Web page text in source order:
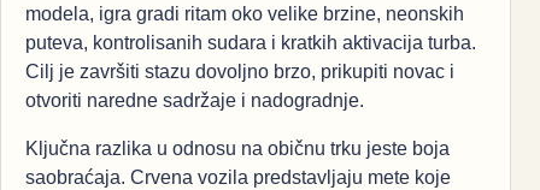
modela, igra gradi ritam oko velike brzine, neonskih
puteva, kontrolisanih sudara i kratkih aktivacija turba.
Cilj je završiti stazu dovoljno brzo, prikupiti novac i
otvoriti naredne sadržaje i nadogradnje.
Ključna razlika u odnosu na običnu trku jeste boja
saobraćaja. Crvena vozila predstavljaju mete koje